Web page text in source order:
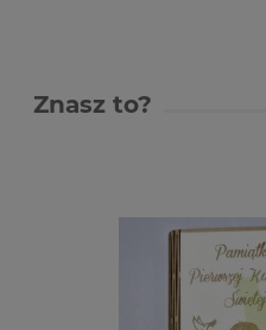
Znasz to?